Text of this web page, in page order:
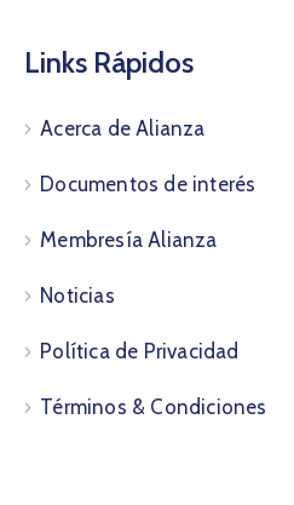
Links Rápidos
Acerca de Alianza
Documentos de interés
Membresía Alianza
Noticias
Política de Privacidad
Términos & Condiciones